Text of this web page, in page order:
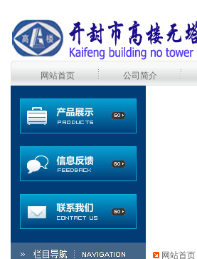
网站首页 公司简介
网站首页